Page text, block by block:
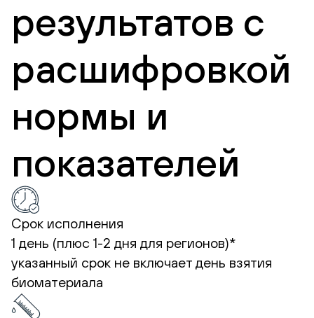
результатов с
расшифровкой
нормы и
показателей
Срок исполнения
1 день (плюс 1-2 дня для регионов)*
указанный срок не включает день взятия
биоматериала